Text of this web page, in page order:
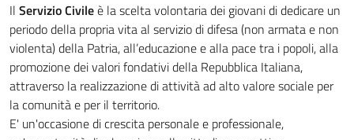
Il Servizio Civileè la scelta volontaria dei giovani di dedicare un
periodo della propria vita al servizio di difesa (non armata e non
violenta) della Patria, all’educazione e alla pace tra i popoli, alla
promozione dei valori fondativi della Repubblica Italiana,
attraverso la realizzazione di attività ad alto valore sociale per
la comunità e per il territorio.
E' un'occasione di crescita personale e professionale,